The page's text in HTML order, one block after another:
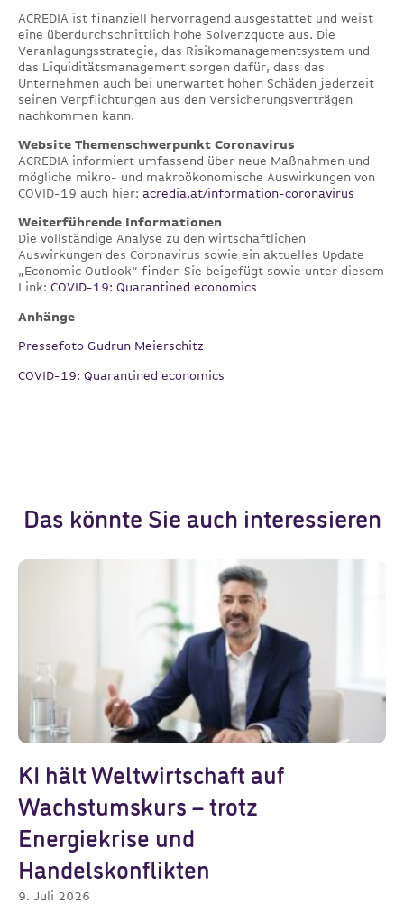
ACREDIA ist finanziell hervorragend ausgestattet und weist
eine überdurchschnittlich hohe Solvenzquote aus. Die
Veranlagungsstrategie, das Risikomanagementsystem und
das Liquiditätsmanagement sorgen dafür, dass das
Unternehmen auch bei unerwartet hohen Schäden jederzeit
seinen Verpflichtungen aus den Versicherungsverträgen
nachkommen kann.
Website Themenschwerpunkt Coronavirus
ACREDIA informiert umfassend über neue Maßnahmen und
mögliche mikro- und makroökonomische Auswirkungen von
COVID-19 auch hier: acredia.at/information-coronavirus
Weiterführende Informationen
Die vollständige Analyse zu den wirtschaftlichen
Auswirkungen des Coronavirus sowie ein aktuelles Update
„Economic Outlook“ finden Sie beigefügt sowie unter diesem
Link: COVID-19: Quarantined economics
Anhänge
Pressefoto Gudrun Meierschitz
COVID-19: Quarantined economics
Das könnte Sie auch interessieren
KI hält Weltwirtschaft auf
Wachstumskurs – trotz
Energiekrise und
Handelskonflikten
9. Juli 2026